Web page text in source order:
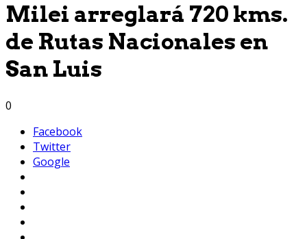
Milei arreglará 720 kms.
de Rutas Nacionales en
San Luis
0
Facebook
Twitter
Google